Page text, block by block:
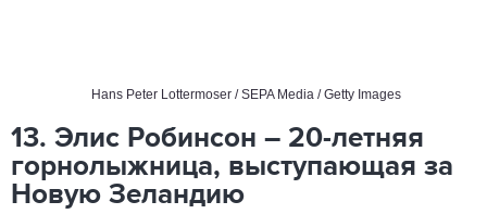
Hans Peter Lottermoser / SEPA Media / Getty Images
13. Элис Робинсон – 20-летняя
горнолыжница, выступающая за
Новую Зеландию